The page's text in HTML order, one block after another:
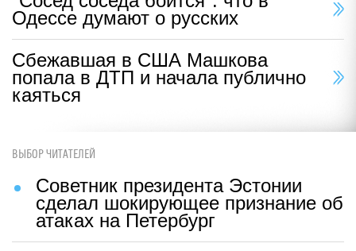
Одессе думают о русских
Сбежавшая в США Машкова
попала в ДТП и начала публично
каяться
ВЫБОР ЧИТАТЕЛЕЙ
Советник президента Эстонии
сделал шокирующее признание об
атаках на Петербург